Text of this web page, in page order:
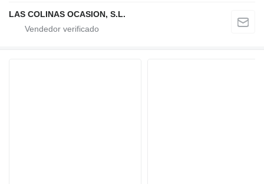
LAS COLINAS OCASION, S.L.